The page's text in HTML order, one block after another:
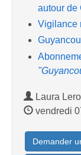
autour de
Vigilance
Laura
vendredi
Demander